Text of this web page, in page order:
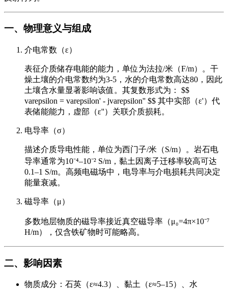
一、物理意义与组成
介电常数（ε）
表征介质储存电能的能力，单位为法拉/米（F/m）。干
燥土壤的介电常数约为3-5，水的介电常数高达80，因此
土壤含水量显著影响该值。其复数形式为： $$
varepsilon = varepsilon' - jvarepsilon'' $$ 其中实部（ε'）代
表储能能力，虚部（ε''）关联介质损耗。
电导率（σ）
描述介质导电性能，单位为西门子/米（S/m）。岩石电
导率通常为10⁻⁴–10⁻² S/m，黏土因离子迁移率较高可达
0.1–1 S/m。高频电磁场中，电导率与介电损耗共同决定
能量衰减。
磁导率（μ）
多数地层物质的磁导率接近真空磁导率（μ₀=4π×10⁻⁷
H/m），仅含铁矿物时可能略高。
二、影响因素
物质成分：石英（ε≈4.3）、黏土（ε≈5–15）、水